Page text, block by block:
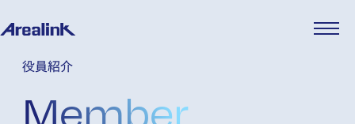
企業情報
企業理念
会社概要
ストレージ事業
IR情報
役員紹介
Member